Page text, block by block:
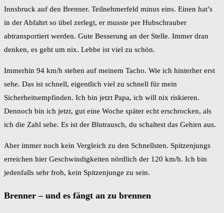
Innsbruck auf den Brenner. Teilnehmerfeld minus eins. Einen hat’s
in der Abfahrt so übel zerlegt, er musste per Hubschrauber
abtransportiert werden. Gute Besserung an der Stelle. Immer dran
denken, es geht um nix. Lebbe ist viel zu schön.
Immerhin 94 km/h stehen auf meinem Tacho. Wie ich hinterher erst
sehe. Das ist schnell, eigentlich viel zu schnell für mein
Sicherheitsempfinden. Ich bin jetzt Papa, ich will nix riskieren.
Dennoch bin ich jetzt, gut eine Woche später echt erschrocken, als
ich die Zahl sehe. Es ist der Blutrausch, du schaltest das Gehirn aus.
Aber immer noch kein Vergleich zu den Schnellsten. Spitzenjungs
erreichen hier Geschwindigkeiten nördlich der 120 km/h. Ich bin
jedenfalls sehr froh, kein Spitzenjunge zu sein.
Brenner – und es fängt an zu brennen